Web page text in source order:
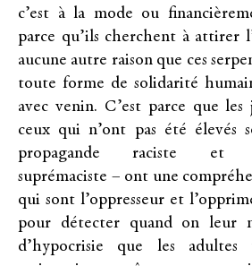
c’est à la mode ou
parce qu’ils cherchent à attirer
aucune autre raison que ces
toute forme de solidarité
avec venin. C’est parce que
ceux qui n’ont pas été élevés
propagande raciste et
suprémaciste – ont une
qui sont l’oppresseur et
pour détecter quand on leur
d’hypocrisie que les